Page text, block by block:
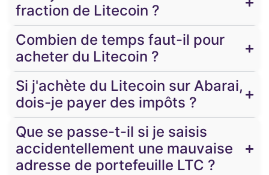
fraction de Litecoin ?
Combien de temps faut-il pour
acheter du Litecoin ?
Si j'achète du Litecoin sur Abarai,
dois-je payer des impôts ?
Que se passe-t-il si je saisis
accidentellement une mauvaise
adresse de portefeuille LTC ?